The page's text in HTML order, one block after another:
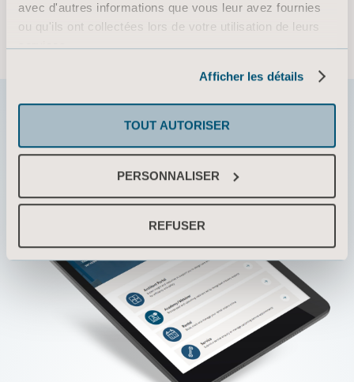
avec d'autres informations que vous leur avez fournies
ou qu'ils ont collectées lors de votre utilisation de leurs
services.
Afficher les détails
TOUT AUTORISER
PERSONNALISER
REFUSER
© 2026 Arjo · Tous droits réservés